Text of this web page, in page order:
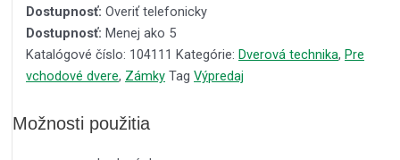
Dostupnosť: Overiť telefonicky
Dostupnosť: Menej ako 5
Katalógové číslo: 104111 Kategórie: Dverová technika, Pre
vchodové dvere, Zámky Tag Výpredaj
Možnosti použitia